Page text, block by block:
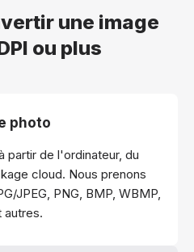
une image
ou plus
photo
partir de l'ordinateur, du
cloud. Nous prenons
JPEG, PNG, BMP, WBMP,
autres.